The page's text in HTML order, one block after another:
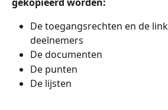
De toegangsrechten en de
deelnemers
De documenten
De punten
De lijsten